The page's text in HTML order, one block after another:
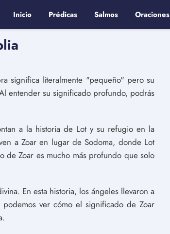
Inicio Prédicas Salmos Oraciones
significa literalmente "pequeño" pero su
entender su significado profundo, podrás
a la historia de Lot y su refugio en la
a Zoar en lugar de Sodoma, donde Lot
de Zoar es mucho más profundo que solo
En esta historia, los ángeles llevaron a
ver cómo el significado de Zoar